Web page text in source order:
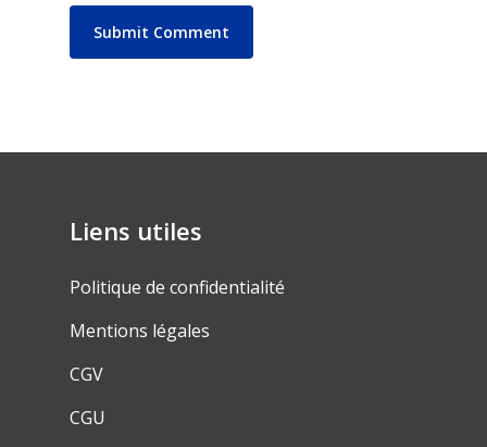
Liens utiles
Politique de confidentialité
Mentions légales
CGV
CGU